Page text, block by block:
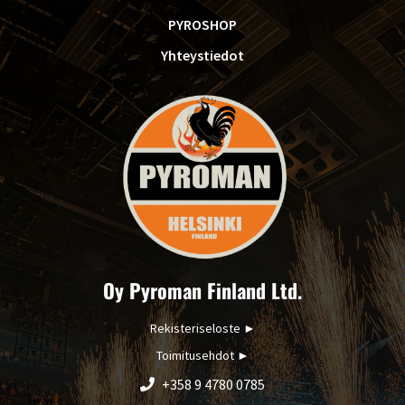
PYROSHOP
Yhteystiedot
Oy Pyroman Finland Ltd.
Rekisteriseloste ►
Toimitusehdot►
+358 9 4780 0785